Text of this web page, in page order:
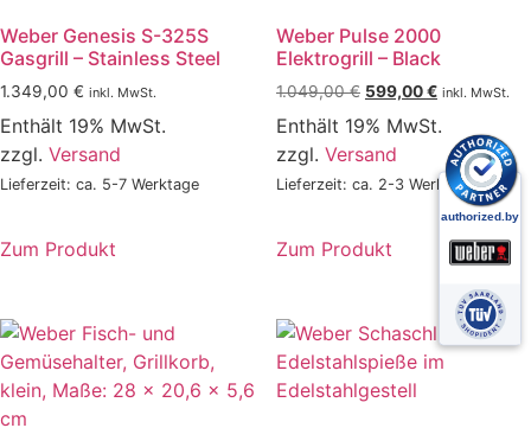
Weber Genesis S-325S
Gasgrill – Stainless Steel
1.349,00 € inkl. MwSt.
Enthält 19% MwSt.
zzgl. Versand
Lieferzeit: ca. 5-7 Werktage
Zum Produkt
Weber Pulse 2000
Elektrogrill – Black
1.049,00€ Ursprünglicher
war:
1.049,00 €
599,00€Aktueller
ist:
599,00 €.
inkl. MwSt.
Enthält 19% MwSt.
zzgl. Versand
Lieferzeit: ca. 2-3 Werktage
Zum Produkt